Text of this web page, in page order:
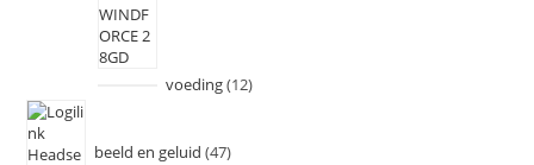
voeding 12
beeld en geluid 47